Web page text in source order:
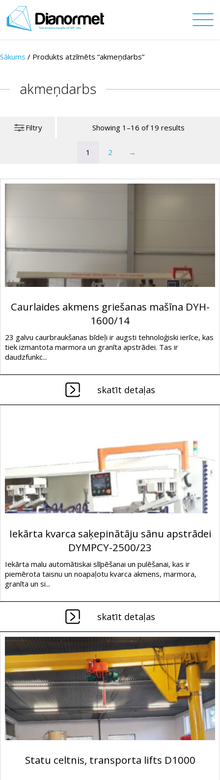
Sākums / Produkts atzīmēts “akmeņdarbs”
akmeņdarbs
Filtry Showing 1–16 of 19 results
1 2 →
Caurlaides akmens griešanas mašīna DYH-
1600/14
23 galvu caurbraukšanas bīdeļi ir augsti tehnoloģiski ierīce, kas
tiek izmantota marmora un granīta apstrādei. Tas ir
daudzfunkc...
skatīt detaļas
Iekārta kvarca saķepinātāju sānu apstrādei
DYMPCY-2500/23
Iekārta malu automātiskai slīpēšanai un pulēšanai, kas ir
piemērota taisnu un noapaļotu kvarca akmens, marmora,
granīta un si...
skatīt detaļas
Statu celtnis, transporta lifts D1000